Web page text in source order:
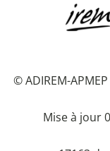
© ADIREM-
Mise à jour